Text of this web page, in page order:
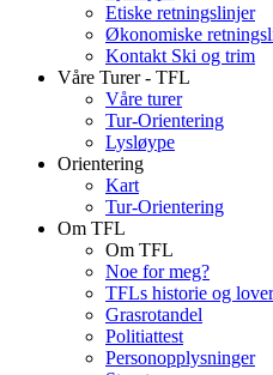
Etiske retningslinjer
Økonomiske
Kontakt Ski og trim
Våre Turer - TFL
Våre turer
Tur-Orientering
Lysløype
Orientering
Kart
Tur-Orientering
Om TFL
Om TFL
Noe for meg?
TFLs historie og
Grasrotandel
Politiattest
Personopplysninger